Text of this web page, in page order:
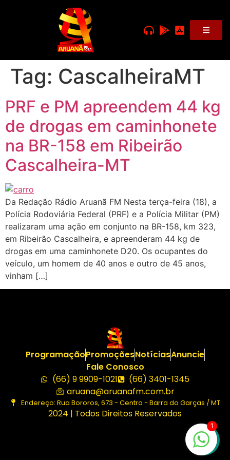
Tag: CascalheiraMT
PRF e PM apreendem 44 kg
de drogas em caminhonete
na BR-158 em Ribeirão
Cascalheira-MT
Da Redação Rádio Aruanã FM Nesta terça-feira (18), a
Polícia Rodoviária Federal (PRF) e a Polícia Militar (PM)
realizaram uma ação em conjunto na BR-158, km 323,
em Ribeirão Cascalheira, e apreenderam 44 kg de
drogas em uma caminhonete D20. Os ocupantes do
veículo, um homem de 40 anos e outro de 45 anos,
vinham […]
ProgramaçãoPromoçõesNotíciasAnuncie
Fale Conosco
(66) 9 9909-1021
(66) 3401-1345
aruana@aruanafm.com.br
Endereço: Rua Bororos, 673 - Centro - Barra do Garças / MT
2024 | Todos Direitos Reservados
1